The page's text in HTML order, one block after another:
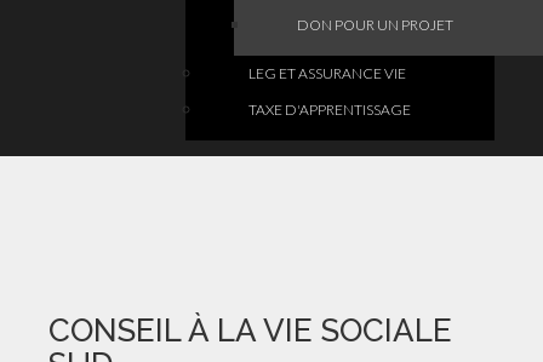
DON POUR UN PROJET
LEG ET ASSURANCE VIE
TAXE D'APPRENTISSAGE
CONSEIL À LA VIE SOCIALE